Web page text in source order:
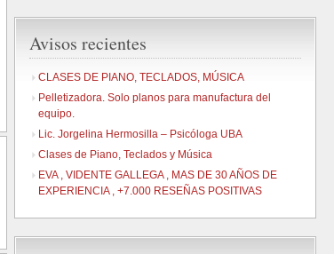
Avisos recientes
CLASES DE PIANO, TECLADOS, MÚSICA
Pelletizadora. Solo planos para manufactura del
equipo.
Lic. Jorgelina Hermosilla – Psicóloga UBA
Clases de Piano, Teclados y Música
EVA , VIDENTE GALLEGA , MAS DE 30 AÑOS DE
EXPERIENCIA , +7.000 RESEÑAS POSITIVAS